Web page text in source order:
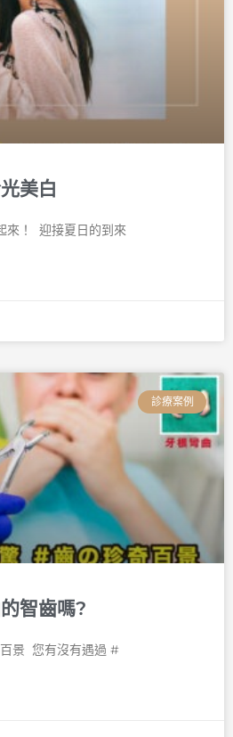
美白
來！ 󠀠󠀠󠀠 迎接夏日的到來
診療案例
智齒嗎?
景 󠀠 您有沒有遇過 #